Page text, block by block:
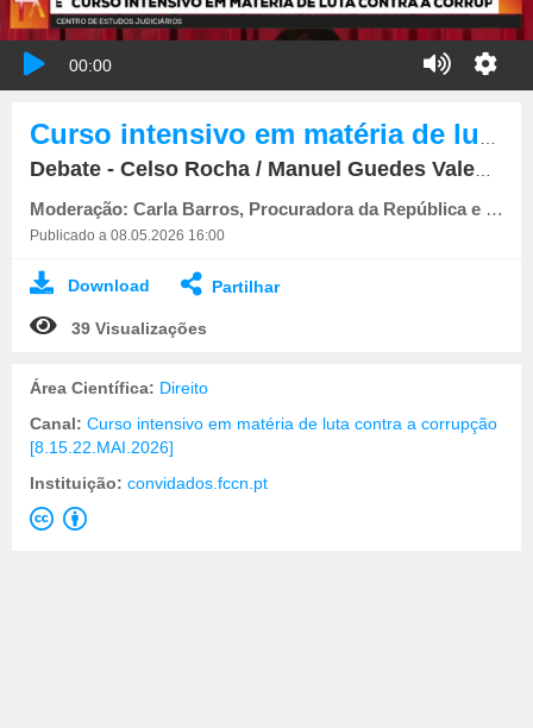
00:00
Debate - Celso Rocha / Manuel Guedes Valente
Moderação: Carla Barros, Procuradora da República e docente do CEJ
Publicado a 08.05.2026 16:00
Download Partilhar
39 Visualizações
Área Científica: Direito
Canal: Curso intensivo em matéria de luta contra a corrupção
[8.15.22.MAI.2026]
Instituição: convidados.fccn.pt